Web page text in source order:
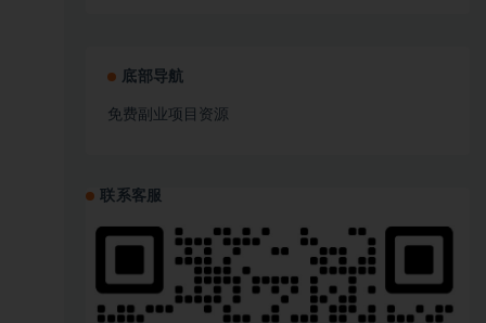
底部导航
免费副业项目资源
联系客服